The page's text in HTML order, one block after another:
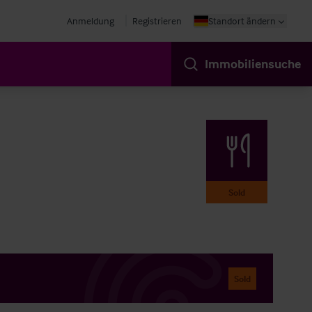
Anmeldung Registrieren Standort ändern
Immobiliensuche
Sold
Sold